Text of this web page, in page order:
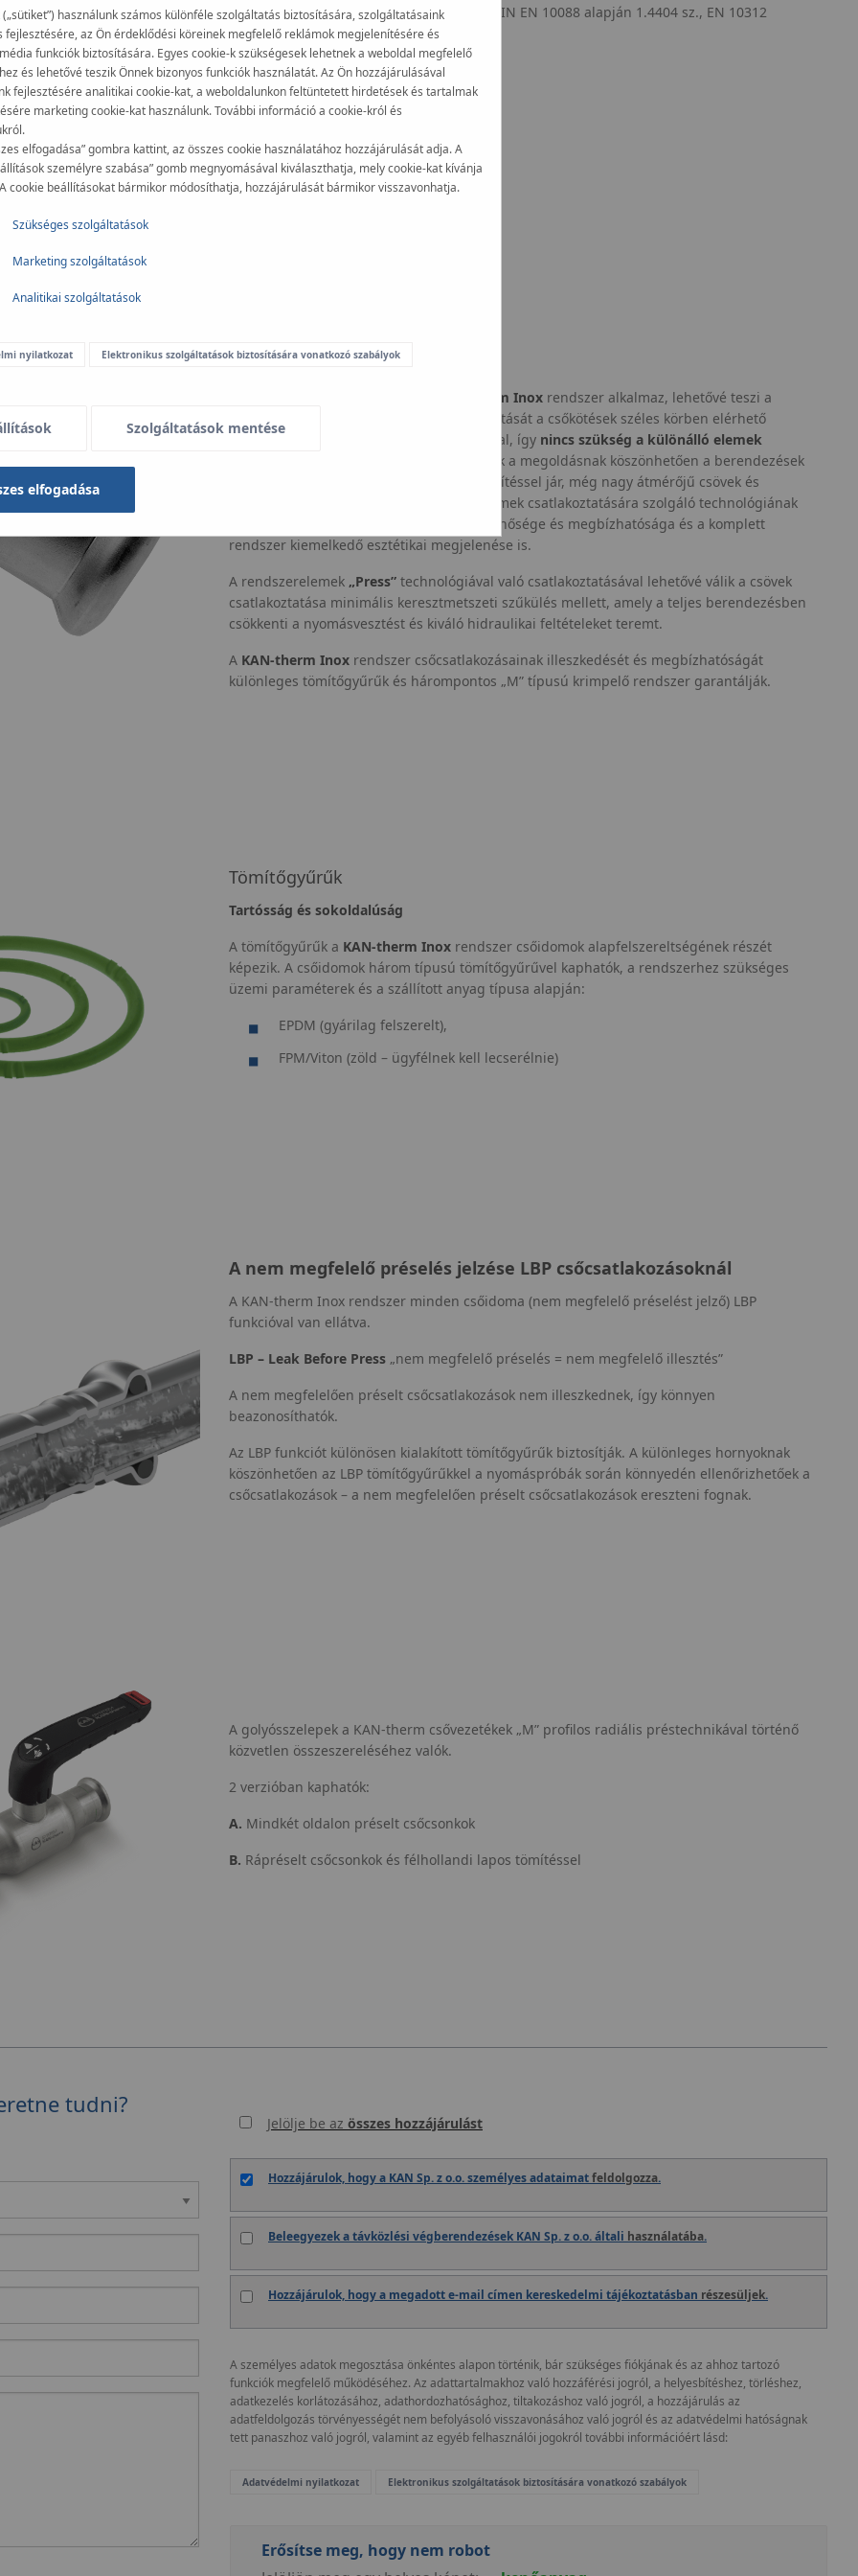
króm-nikkel-molibdén X2CrNiMo17 12 2, DIN EN 10088 alapján 1.4404 sz., EN 10312
szerint és AISI 316L alapján gyártva).
Alternatíva a forrasztásra
KAN‑therm Inox rendszer alkalmaz, lehetővé teszi a
megbízható csőcsatlakozások gyors kialakítását a csőkötések széles körben elérhető
krimpelő szerszámokkal való préselése által, így nincs szükség a különálló elemek
. Ennek a megoldásnak köszönhetően a berendezések
összeszerelése abszolút minimális erőfeszítéssel jár, még nagy átmérőjű csövek és
csőidomok esetén is. Ennek a rendszerelemek csatlakoztatására szolgáló technológiának
hála biztosítható a csatlakozások kiváló minősége és megbízhatósága és a komplett
rendszer kiemelkedő esztétikai megjelenése is.
A rendszerelemek „Press” technológiával való csatlakoztatásával lehetővé válik a csövek
csatlakoztatása minimális keresztmetszeti szűkülés mellett, amely a teljes berendezésben
csökkenti a nyomásvesztést és kiváló hidraulikai feltételeket teremt.
A KAN-therm Inox rendszer csőcsatlakozásainak illeszkedését és megbízhatóságát
különleges tömítőgyűrűk és hárompontos „M” típusú krimpelő rendszer garantálják.
Tömítőgyűrűk
Tartósság és sokoldalúság
A tömítőgyűrűk a KAN‑therm Inox rendszer csőidomok alapfelszereltségének részét
képezik. A csőidomok három típusú tömítőgyűrűvel kaphatók, a rendszerhez szükséges
üzemi paraméterek és a szállított anyag típusa alapján:
EPDM (gyárilag felszerelt),
FPM/Viton (zöld – ügyfélnek kell lecserélnie)
A nem megfelelő préselés jelzése LBP csőcsatlakozásoknál
A KAN-therm Inox rendszer minden csőidoma (nem megfelelő préselést jelző) LBP
funkcióval van ellátva.
LBP – Leak Before Press „nem megfelelő préselés = nem megfelelő illesztés”
A nem megfelelően préselt csőcsatlakozások nem illeszkednek, így könnyen
beazonosíthatók.
Az LBP funkciót különösen kialakított tömítőgyűrűk biztosítják. A különleges hornyoknak
köszönhetően az LBP tömítőgyűrűkkel a nyomáspróbák során könnyedén ellenőrizhetőek a
csőcsatlakozások – a nem megfelelően préselt csőcsatlakozások ereszteni fognak.
A golyósszelepek a KAN-therm csővezetékek „M” profilos radiális préstechnikával történő
közvetlen összeszereléséhez valók.
2 verzióban kaphatók:
A. Mindkét oldalon préselt csőcsonkok
B. Rápréselt csőcsonkok és félhollandi lapos tömítéssel
tudni?
Jelölje be az összes hozzájárulást
Hozzájárulok, hogy a KAN Sp. z o.o. személyes adataimatfeldolgozza.
Beleegyezek a távközlési végberendezések KAN Sp. z o.o. általi használatába.
Hozzájárulok, hogy a megadott e-mail címen kereskedelmi tájékoztatásban részesüljek.
A személyes adatok megosztása önkéntes alapon történik, bár szükséges fiókjának és az ahhoz tartozó
funkciók megfelelő működéséhez. Az adattartalmakhoz való hozzáférési jogról, a helyesbítéshez, törléshez,
adatkezelés korlátozásához, adathordozhatósághoz, tiltakozáshoz való jogról, a hozzájárulás az
adatfeldolgozás törvényességét nem befolyásoló visszavonásához való jogról és az adatvédelmi hatóságnak
tett panaszhoz való jogról, valamint az egyéb felhasználói jogokról további információért lásd:
Adatvédelmi nyilatkozat Elektronikus szolgáltatások biztosítására vonatkozó szabályok
Erősítse meg, hogy nem robot
használunk számos különféle szolgáltatás biztosítására, szolgáltatásaink
fejlesztésére, az Ön érdeklődési köreinek megfelelő reklámok megjelenítésére és
funkciók biztosítására. Egyes cookie-k szükségesek lehetnek a weboldal megfelelő
és lehetővé teszik Önnek bizonyos funkciók használatát. Az Ön hozzájárulásával
fejlesztésére analitikai cookie-kat, a weboldalunkon feltüntetett hirdetések és tartalmak
marketing cookie-kat használunk. További információ a cookie-król és
elfogadása” gombra kattint, az összes cookie használatához hozzájárulását adja. A
személyre szabása” gomb megnyomásával kiválaszthatja, mely cookie-kat kívánja
cookie beállításokat bármikor módosíthatja, hozzájárulását bármikor visszavonhatja.
Szükséges szolgáltatások
Marketing szolgáltatások
Analitikai szolgáltatások
nyilatkozat Elektronikus szolgáltatások biztosítására vonatkozó szabályok
Szolgáltatások mentése
elfogadása